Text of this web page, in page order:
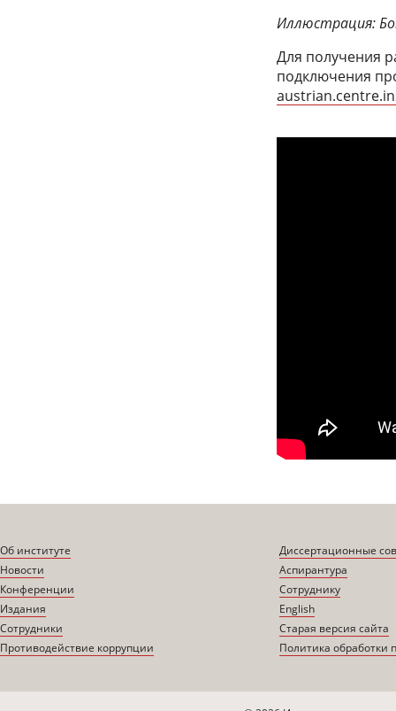
Иллюстрация:
Для получения
подключения
Об институте
Новости
Конференции
Издания
Сотрудники
Противодействие коррупции
Диссертационные
Аспирантура
Сотруднику
English
Старая версия сайта
Политика обработки